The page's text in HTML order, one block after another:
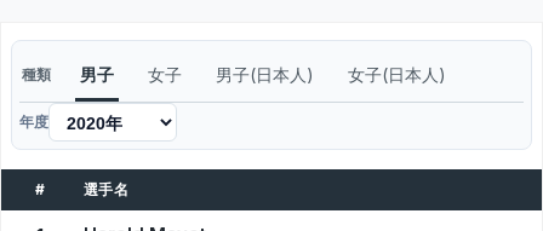
種類 男子 女子 男子(日本人) 女子(日本人)
年度
# 選手名